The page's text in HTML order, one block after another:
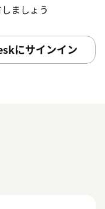
ましょう
にサインイン